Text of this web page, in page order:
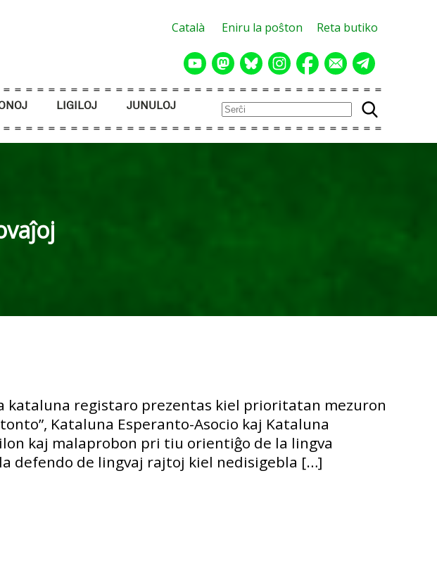
Català Eniru la poŝton Reta butiko
LIGILOJ JUNULOJ
registaro prezentas kiel prioritatan mezuron
Kataluna Esperanto-Asocio kaj Kataluna
kaj malaprobon pri tiu orientiĝo de la lingva
defendo de lingvaj rajtoj kiel nedisigebla […]